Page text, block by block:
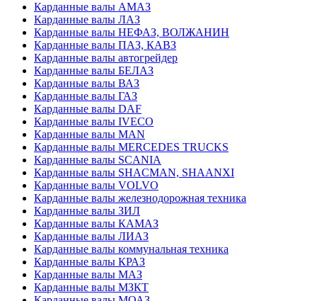
Карданные валы АМАЗ
Карданные валы ЛАЗ
Карданные валы НЕФАЗ, ВОЛЖАНИН
Карданные валы ПАЗ, КАВЗ
Карданные валы автогрейдер
Карданные валы БЕЛАЗ
Карданные валы ВАЗ
Карданные валы ГАЗ
Карданные валы DAF
Карданные валы IVECO
Карданные валы MAN
Карданные валы MERCEDES TRUCKS
Карданные валы SCANIA
Карданные валы SHACMAN, SHAANXI
Карданные валы VOLVO
Карданные валы железнодорожная техника
Карданные валы ЗИЛ
Карданные валы КАМАЗ
Карданные валы ЛИАЗ
Карданные валы коммунальная техника
Карданные валы КРАЗ
Карданные валы МАЗ
Карданные валы МЗКТ